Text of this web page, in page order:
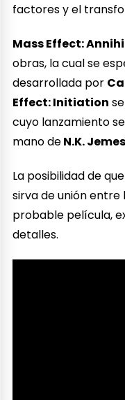
factores y el
Mass Effect:
obras, la cual se
desarrollada por
Effect: Initiation
cuyo lanzamiento
mano deN.K.
La posibilidad de
sirva de unión entre
probable película,
detalles.